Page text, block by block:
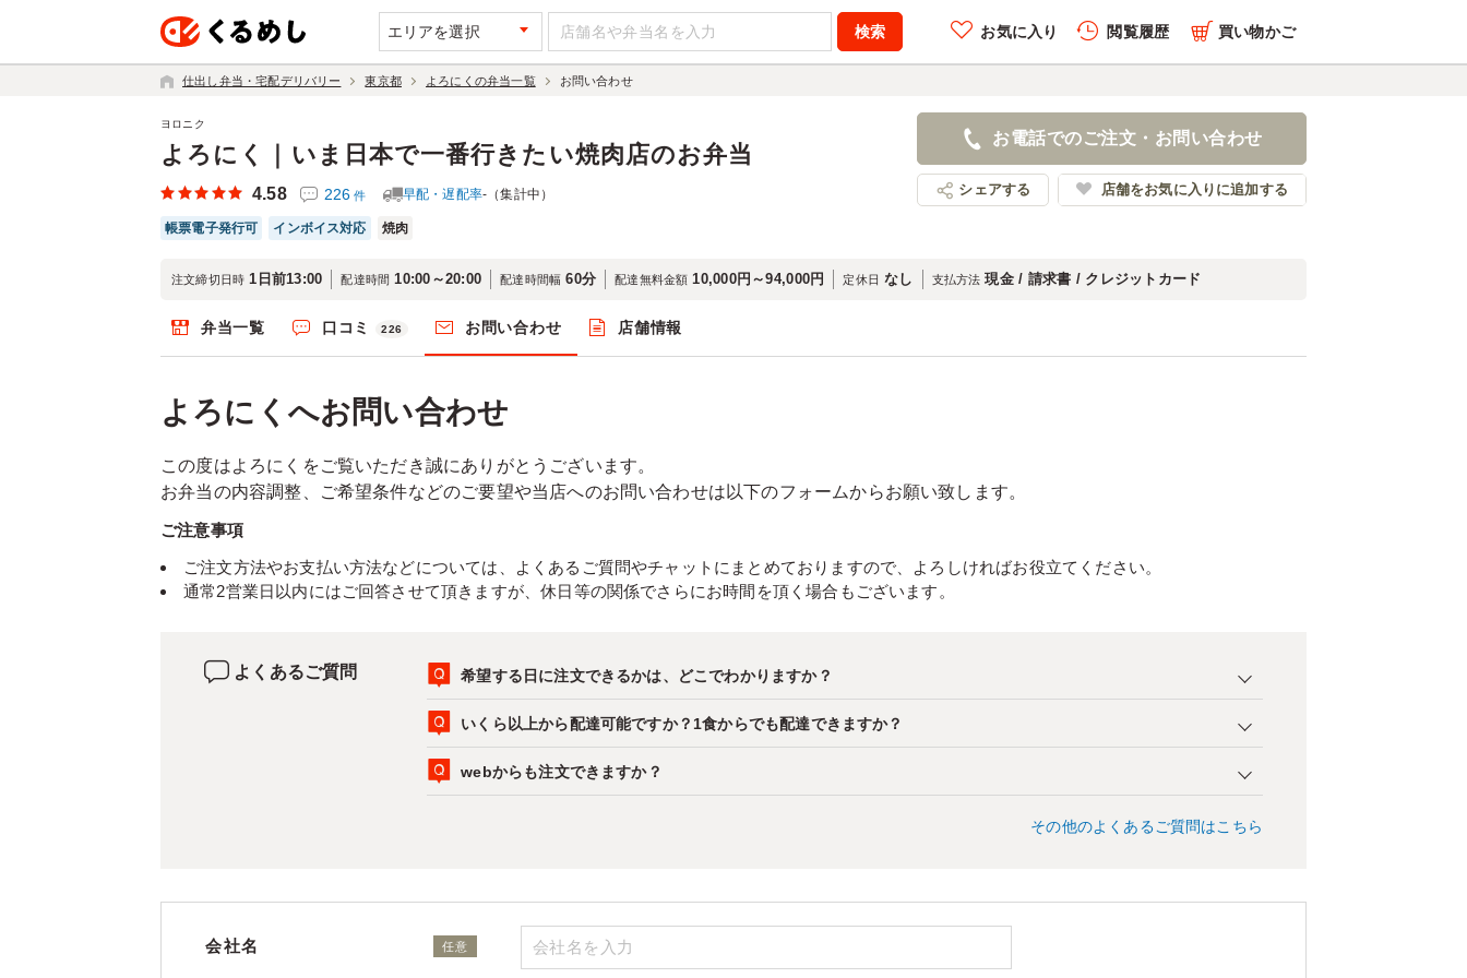
エリアを選択 お気に入り 閲覧履歴 買い物かご
仕出し弁当・宅配デリバリー 東京都 よろにくの弁当一覧 お問い合わせ
よろにく｜いま日本で一番行きたい焼肉店のお弁当
ヨロニク
4.58 226 件 早配・遅配率-（集計中）
帳票電子発行可 インボイス対応 焼肉
お電話でのご注文・お問い合わせ
シェアする 店舗をお気に入りに追加する
注文締切日時 1日前13:00 配達時間 10:00～20:00 配達時間幅 60分 配達無料金額 10,000円～94,000円 定休日 なし 支払方法 現金 / 請求書 / クレジットカード
弁当一覧 口コミ 226 お問い合わせ 店舗情報
よろにくへお問い合わせ
この度はよろにくをご覧いただき誠にありがとうございます。
お弁当の内容調整、ご希望条件などのご要望や当店へのお問い合わせは以下のフォームからお願い致します。
ご注意事項
ご注文方法やお支払い方法などについては、よくあるご質問やチャットにまとめておりますので、よろしければお役立てください。
通常2営業日以内にはご回答させて頂きますが、休日等の関係でさらにお時間を頂く場合もございます。
よくあるご質問 希望する日に注文できるかは、どこでわかりますか？
いくら以上から配達可能ですか？1食からでも配達できますか？
webからも注文できますか？
その他のよくあるご質問はこちら
会社名 任意